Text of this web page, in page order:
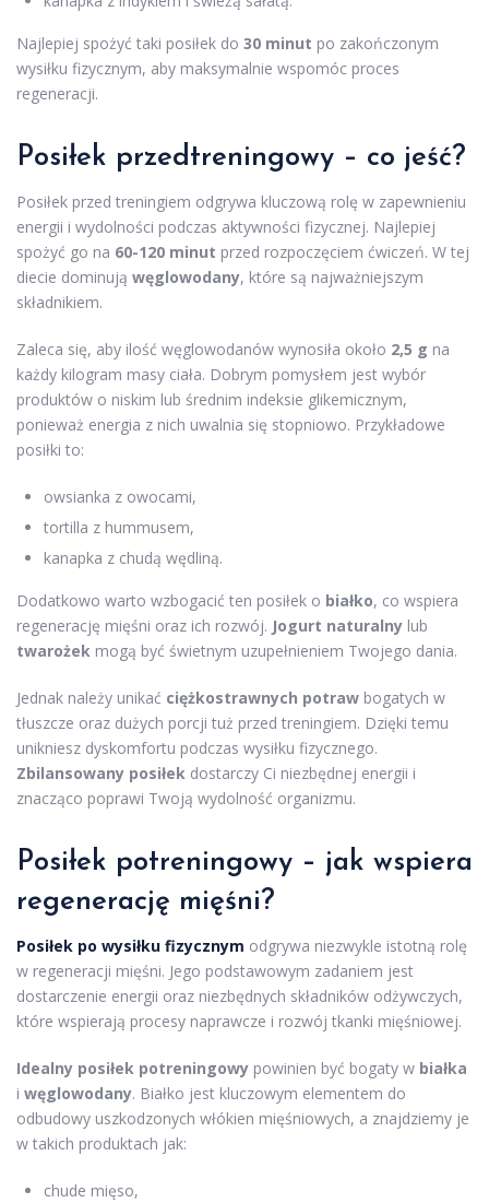
Najlepiej spożyć taki posiłek do 30 minut po zakończonym
wysiłku fizycznym, aby maksymalnie wspomóc proces
regeneracji.
Posiłek przedtreningowy – co jeść?
Posiłek przed treningiem odgrywa kluczową rolę w zapewnieniu
energii i wydolności podczas aktywności fizycznej. Najlepiej
spożyć go na 60-120 minut przed rozpoczęciem ćwiczeń. W tej
diecie dominują węglowodany, które są najważniejszym
składnikiem.
Zaleca się, aby ilość węglowodanów wynosiła około 2,5 g na
każdy kilogram masy ciała. Dobrym pomysłem jest wybór
produktów o niskim lub średnim indeksie glikemicznym,
ponieważ energia z nich uwalnia się stopniowo. Przykładowe
posiłki to:
owsianka z owocami,
tortilla z hummusem,
kanapka z chudą wędliną.
Dodatkowo warto wzbogacić ten posiłek o białko, co wspiera
regenerację mięśni oraz ich rozwój. Jogurt naturalny lub
twarożek mogą być świetnym uzupełnieniem Twojego dania.
Jednak należy unikać ciężkostrawnych potraw bogatych w
tłuszcze oraz dużych porcji tuż przed treningiem. Dzięki temu
unikniesz dyskomfortu podczas wysiłku fizycznego.
Zbilansowany posiłek dostarczy Ci niezbędnej energii i
znacząco poprawi Twoją wydolność organizmu.
Posiłek potreningowy – jak wspiera
regenerację mięśni?
Posiłek po wysiłku fizycznym odgrywa niezwykle istotną rolę
w regeneracji mięśni. Jego podstawowym zadaniem jest
dostarczenie energii oraz niezbędnych składników odżywczych,
które wspierają procesy naprawcze i rozwój tkanki mięśniowej.
Idealny posiłek potreningowy powinien być bogaty w białka
i węglowodany. Białko jest kluczowym elementem do
odbudowy uszkodzonych włókien mięśniowych, a znajdziemy je
w takich produktach jak:
chude mięso,